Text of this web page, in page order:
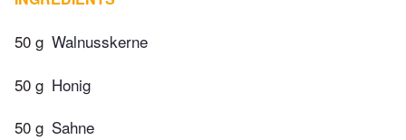
50 g Walnusskerne
50 g Honig
50 g Sahne